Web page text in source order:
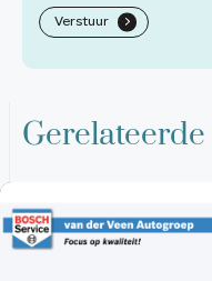
Verstuur .
Gerelateerde